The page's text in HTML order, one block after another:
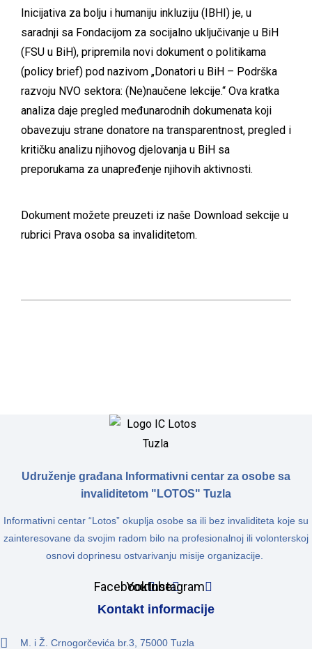
Inicijativa za bolju i humaniju inkluziju (IBHI) je, u
saradnji sa Fondacijom za socijalno uključivanje u BiH
(FSU u BiH), pripremila novi dokument o politikama
(policy brief) pod nazivom „Donatori u BiH – Podrška
razvoju NVO sektora: (Ne)naučene lekcije.“ Ova kratka
analiza daje pregled međunarodnih dokumenata koji
obavezuju strane donatore na transparentnost, pregled i
kritičku analizu njihovog djelovanja u BiH sa
preporukama za unapređenje njihovih aktivnosti.
Dokument možete preuzeti iz naše Download sekcije u
rubrici Prava osoba sa invaliditetom.
Udruženje građana Informativni centar za osobe sa
invaliditetom "LOTOS" Tuzla
Informativni centar “Lotos” okuplja osobe sa ili bez invaliditeta koje su
zainteresovane da svojim radom bilo na profesionalnoj ili volonterskoj
osnovi doprinesu ostvarivanju misije organizacije.
FacebookYoutubeInstagram
Kontakt informacije
M. i Ž. Crnogorčevića br.3, 75000 Tuzla